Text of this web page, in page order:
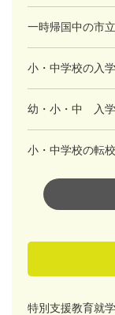
一時帰国中の市
小・中学校の入学
幼・小・中 入学
小・中学校の転校
特別支援教育就